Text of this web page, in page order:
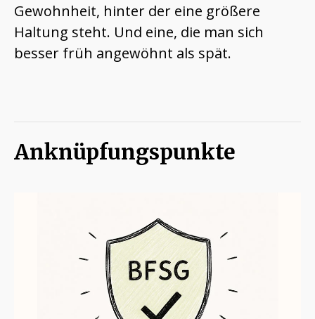
Gewohnheit, hinter der eine größere
Haltung steht. Und eine, die man sich
besser früh angewöhnt als spät.
Anknüpfungspunkte